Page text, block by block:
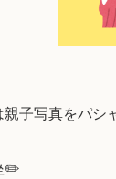
子写真をパ
✏️